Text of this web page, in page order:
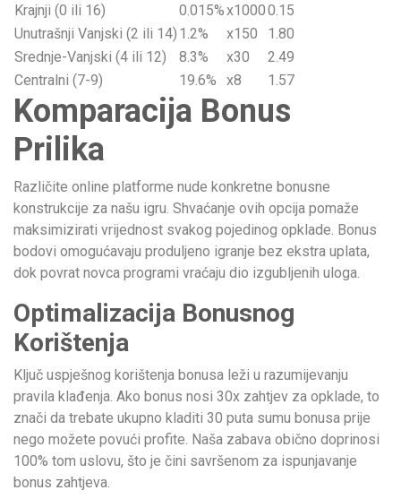
Krajnji (0 ili 16)
0.015%x10000.15
Unutrašnji Vanjski (2 ili 14) 1.2% x150
1.80
Srednje-Vanjski (4 ili 12)
8.3% x30
2.49
Centralni (7-9)
19.6% x8 1.57
Komparacija Bonus
Prilika
Različite online platforme nude konkretne bonusne
konstrukcije za našu igru. Shvaćanje ovih opcija pomaže
maksimizirati vrijednost svakog pojedinog opklade. Bonus
bodovi omogućavaju produljeno igranje bez ekstra uplata,
dok povrat novca programi vraćaju dio izgubljenih uloga.
Optimalizacija Bonusnog
Korištenja
Ključ uspješnog korištenja bonusa leži u razumijevanju
pravila klađenja. Ako bonus nosi 30x zahtjev za opklade, to
znači da trebate ukupno kladiti 30 puta sumu bonusa prije
nego možete povući profite. Naša zabava obično doprinosi
100% tom uslovu, što je čini savršenom za ispunjavanje
bonus zahtjeva.